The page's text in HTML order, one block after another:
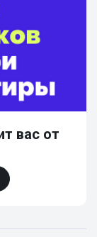
вас от